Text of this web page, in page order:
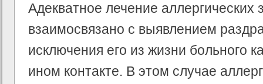
Адекватное лечение
взаимосвязано с выявлением
исключения его из жизни больного
ином контакте. В этом случае